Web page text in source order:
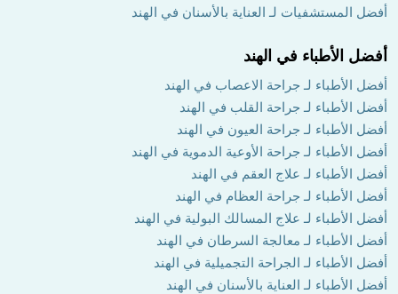
أفضل المستشفيات لـ العناية بالأسنان في الهند
أفضل الأطباء في الهند
أفضل الأطباء لـ جراحة الاعصاب في الهند
أفضل الأطباء لـ جراحة القلب في الهند
أفضل الأطباء لـ جراحة العيون في الهند
أفضل الأطباء لـ جراحة الأوعية الدموية في الهند
أفضل الأطباء لـ علاج العقم في الهند
أفضل الأطباء لـ جراحة العظام في الهند
أفضل الأطباء لـ علاج المسالك البولية في الهند
أفضل الأطباء لـ معالجة السرطان في الهند
أفضل الأطباء لـ الجراحة التجميلية في الهند
أفضل الأطباء لـ العناية بالأسنان في الهند